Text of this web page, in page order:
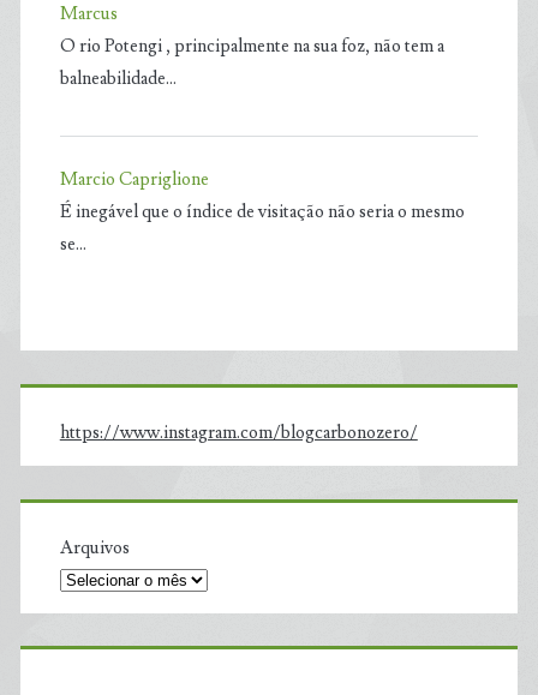
Marcus
O rio Potengi , principalmente na sua foz, não tem a
balneabilidade…
Marcio Capriglione
É inegável que o índice de visitação não seria o mesmo
se…
https://www.instagram.com/blogcarbonozero/
Arquivos